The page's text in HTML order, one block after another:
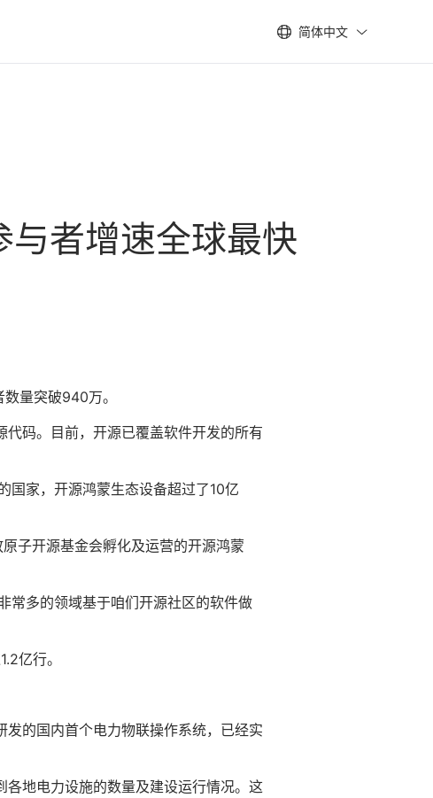
简体中文
者增速全球最快
量突破940万。
码。目前，开源已覆盖软件开发的所有
国家，开源鸿蒙生态设备超过了10亿
子开源基金会孵化及运营的开源鸿蒙
常多的领域基于咱们开源社区的软件做
亿行。
的国内首个电力物联操作系统，已经实
地电力设施的数量及建设运行情况。这